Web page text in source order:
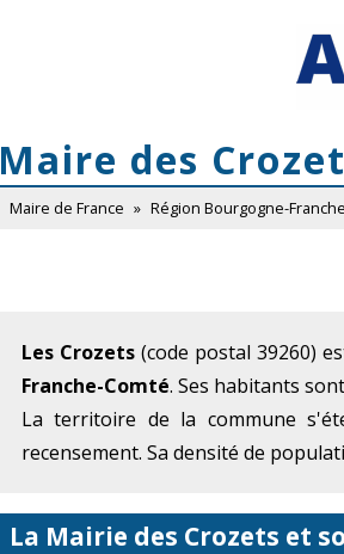
Maire des
Maire de France » Région Bourgogne-
Les Crozets (code postal 39260)
Franche-Comté. Ses habitants
La territoire de la commune
recensement. Sa densité de
La Mairie des Crozets et